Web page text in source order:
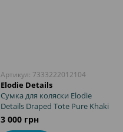
Артикул: 7333222012104
Elodie Details
Сумка для коляски Elodie
Details Draped Tote Pure Khaki
3 000 грн